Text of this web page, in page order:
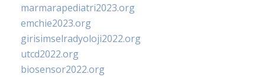
marmarapediatri2023.org
emchie2023.org
girisimselradyoloji2022.org
utcd2022.org
biosensor2022.org